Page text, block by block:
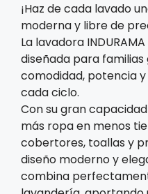
¡Haz de cada lavado
moderna y libre de
La lavadora
diseñada para
comodidad, potencia
cada ciclo.
Con su gran
más ropa en menos
cobertores, toallas y
diseño moderno y
combina